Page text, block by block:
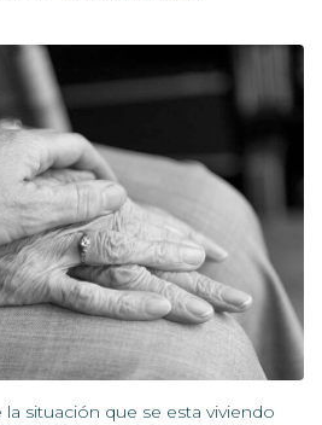
situación que se esta viviendo